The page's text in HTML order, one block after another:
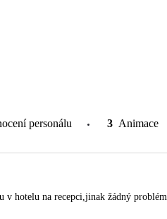
personálu 3 Animace
v hotelu na recepci,jinak žádný problém